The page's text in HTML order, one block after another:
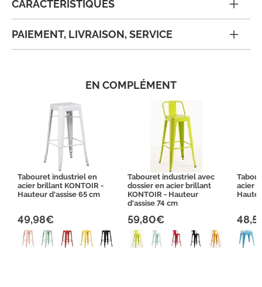
CARACTÉRISTIQUES
PAIEMENT, LIVRAISON, SERVICE
EN COMPLÉMENT
Tabouret industriel en
acier brillant KONTOIR -
Hauteur d'assise 65 cm
49,98€
Tabouret industriel avec
dossier en acier brillant
KONTOIR - Hauteur
d'assise 74 cm
59,80€
acier